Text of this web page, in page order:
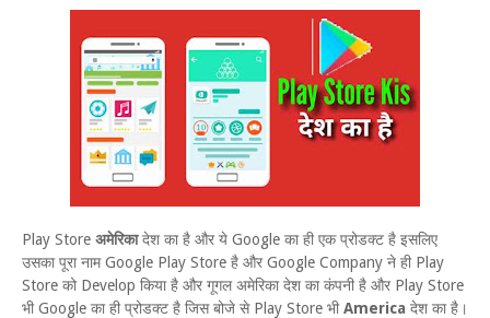
Play Store अमेरिकादेश का है और ये Google का ही एक प्रोडक्ट है इसलिए
उसका पूरा नाम Google Play Store है और Google Company ने ही Play
Store को Develop किया है और गूगल अमेरिका देश का कंपनी है और Play Store
भी Google का ही प्रोडक्ट है जिस बोजे से Play Store भीAmerica देश का है।